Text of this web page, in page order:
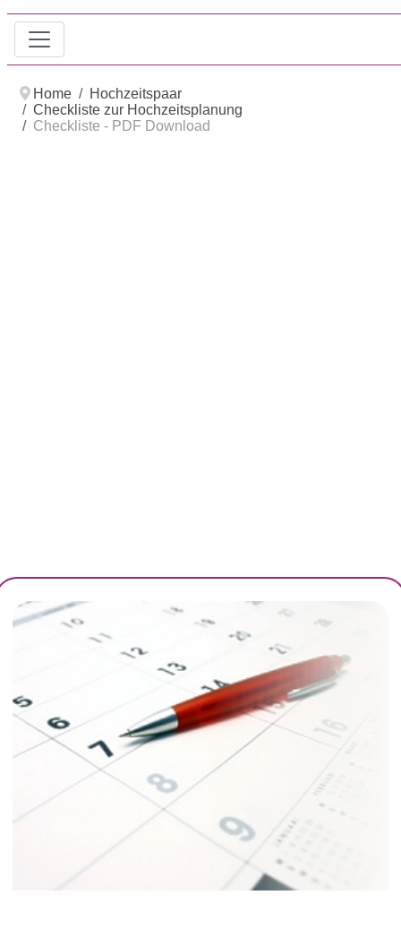
Home
Hochzeitspaar
Checkliste zur Hochzeitsplanung
Checkliste - PDF Download